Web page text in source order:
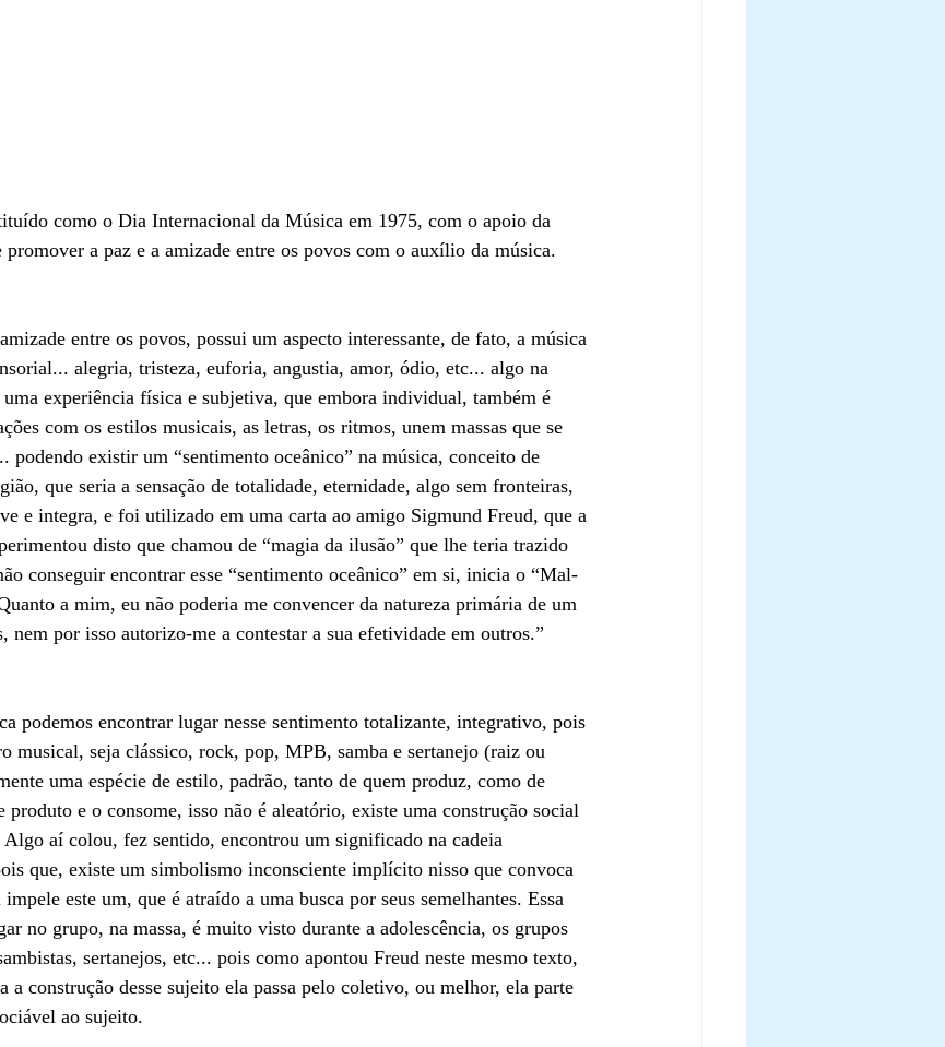
como o Dia Internacional da Música em 1975, com o apoio da
a paz e a amizade entre os povos com o auxílio da música.
entre os povos, possui um aspecto interessante, de fato, a música
alegria, tristeza, euforia, angustia, amor, ódio, etc... algo na
experiência física e subjetiva, que embora individual, também é
com os estilos musicais, as letras, os ritmos, unem massas que se
podendo existir um “sentimento oceânico” na música, conceito de
que seria a sensação de totalidade, eternidade, algo sem fronteiras,
e integra, e foi utilizado em uma carta ao amigo Sigmund Freud, que a
disto que chamou de “magia da ilusão” que lhe teria trazido
conseguir encontrar esse “sentimento oceânico” em si, inicia o “Mal-
a mim, eu não poderia me convencer da natureza primária de um
nem por isso autorizo-me a contestar a sua efetividade em outros.”
podemos encontrar lugar nesse sentimento totalizante, integrativo, pois
musical, seja clássico, rock, pop, MPB, samba e sertanejo (raiz ou
uma espécie de estilo, padrão, tanto de quem produz, como de
produto e o consome, isso não é aleatório, existe uma construção social
Algo aí colou, fez sentido, encontrou um significado na cadeia
que, existe um simbolismo inconsciente implícito nisso que convoca
este um, que é atraído a uma busca por seus semelhantes. Essa
no grupo, na massa, é muito visto durante a adolescência, os grupos
sertanejos, etc... pois como apontou Freud neste mesmo texto,
a construção desse sujeito ela passa pelo coletivo, ou melhor, ela parte
ao sujeito.